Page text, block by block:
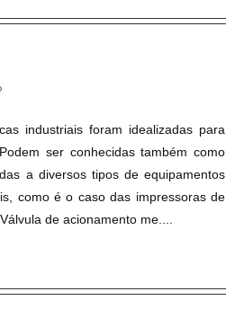
industriais foram idealizadas para
ser conhecidas também como
a diversos tipos de equipamentos
como é o caso das impressoras de
de acionamento me....